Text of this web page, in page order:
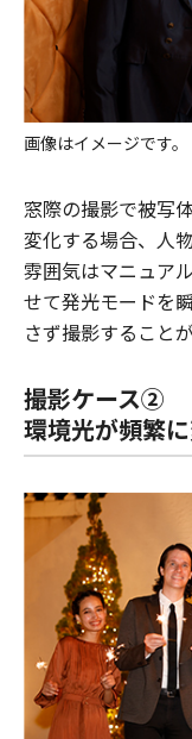
画像はイメージです。
窓際の撮影で被写
変化する場合、人
雰囲気はマニュア
せて発光モードを
さず撮影すること
撮影ケース②
環境光が頻繁